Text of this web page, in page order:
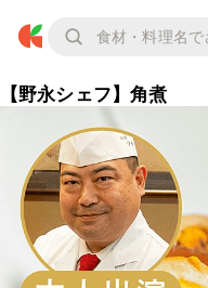
【野永シェフ】角煮